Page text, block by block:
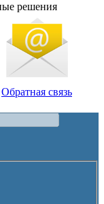
решения
Обратная связь